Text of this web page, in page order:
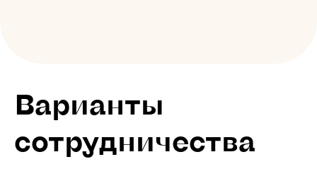
Варианты
сотрудничества